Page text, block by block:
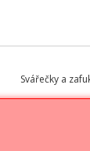
Svářečky a